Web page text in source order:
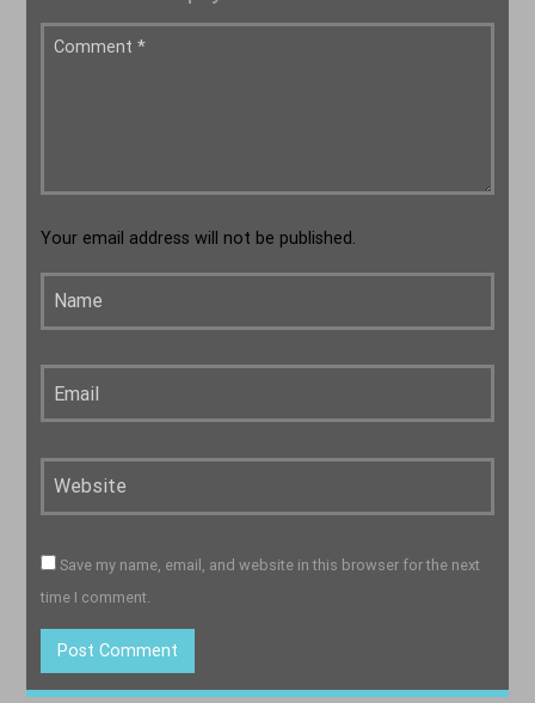
Your email address will not be published.
Save my name, email, and website in this browser for the next
time I comment.